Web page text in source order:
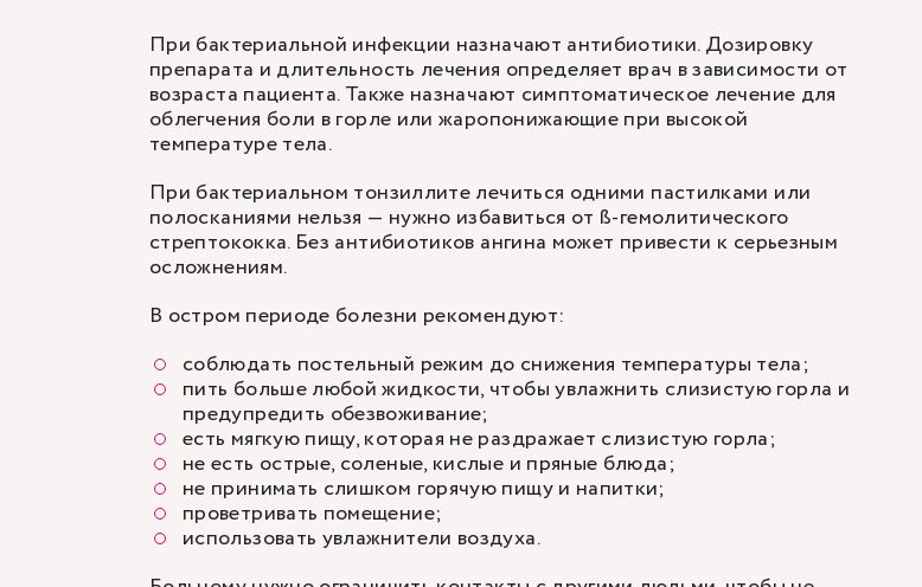
При бактериальной инфекции назначают антибиотики. Дозировку
препарата и длительность лечения определяет врач в зависимости от
возраста пациента. Также назначают симптоматическое лечение для
облегчения боли в горле или жаропонижающие при высокой
температуре тела.
При бактериальном тонзиллите лечиться одними пастилками или
полосканиями нельзя — нужно избавиться от ß-гемолитического
стрептококка. Без антибиотиков ангина может привести к серьезным
осложнениям.
В остром периоде болезни рекомендуют:
соблюдать постельный режим до снижения температуры тела;
пить больше любой жидкости, чтобы увлажнить слизистую горла и
предупредить обезвоживание;
есть мягкую пищу, которая не раздражает слизистую горла;
не есть острые, соленые, кислые и пряные блюда;
не принимать слишком горячую пищу и напитки;
проветривать помещение;
использовать увлажнители воздуха.